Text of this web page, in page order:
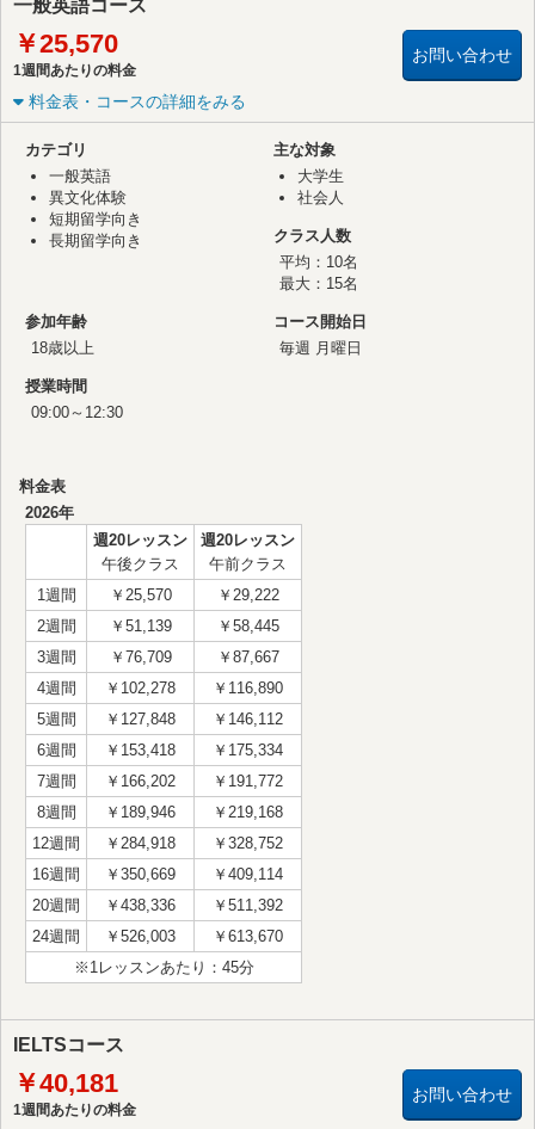
一般英語コース
￥25,570
1週間あたりの料金
お問い合わせ
料金表・コースの詳細をみる
カテゴリ
一般英語
異文化体験
短期留学向き
長期留学向き
主な対象
大学生
社会人
クラス人数
平均：10名
最大：15名
参加年齢
18歳以上
コース開始日
毎週 月曜日
授業時間
09:00～12:30
料金表
2026年
週20レッスン
午後クラス
週20レッスン
午前クラス
1週間
￥25,570
￥29,222
2週間
￥51,139
￥58,445
3週間
￥76,709
￥87,667
4週間
￥102,278
￥116,890
5週間
￥127,848
￥146,112
6週間
￥153,418
￥175,334
7週間
￥166,202
￥191,772
8週間
￥189,946
￥219,168
12週間
￥284,918
￥328,752
16週間
￥350,669
￥409,114
20週間
￥438,336
￥511,392
24週間
￥526,003
￥613,670
※1レッスンあたり：45分
IELTSコース
￥40,181
1週間あたりの料金
お問い合わせ